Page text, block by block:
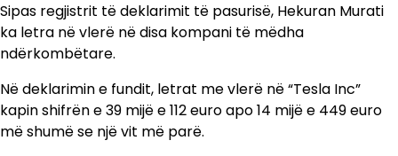
Sipas regjistrit të deklarimit të pasurisë, Hekuran Murati
ka letra në vlerë në disa kompani të mëdha
ndërkombëtare.
Në deklarimin e fundit, letrat me vlerë në “Tesla Inc”
kapin shifrën e 39 mijë e 112 euro apo 14 mijë e 449 euro
më shumë se një vit më parë.